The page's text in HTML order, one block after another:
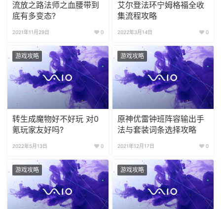
流放之路法师之血腰带到
底有多变态?
0
艾尔登法环宁姆格福全收
集流程攻略
0
游戏攻略
转生成魔物好不好玩 对0
氪玩家友好吗?
0
游戏攻略
原神优雷钟班阵容输出手
法与套装词条选择攻略
2021年12月17日 0
游戏攻略 游戏攻略